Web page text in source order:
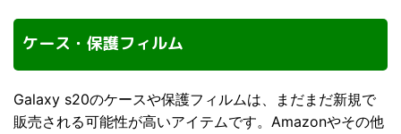
ケース・保護フィルム
Galaxy s20のケースや保護フィルムは、まだまだ新規で
販売される可能性が高いアイテムです。Amazonやその他